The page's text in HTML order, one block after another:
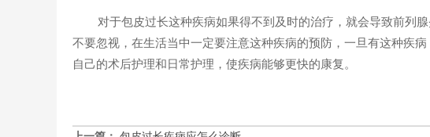
对于包皮过长这种疾病如果得不到及时的治疗，就会导致前列
不要忽视，在生活当中一定要注意这种疾病的预防，一旦有这种疾
自己的术后护理和日常护理，使疾病能够更快的康复。